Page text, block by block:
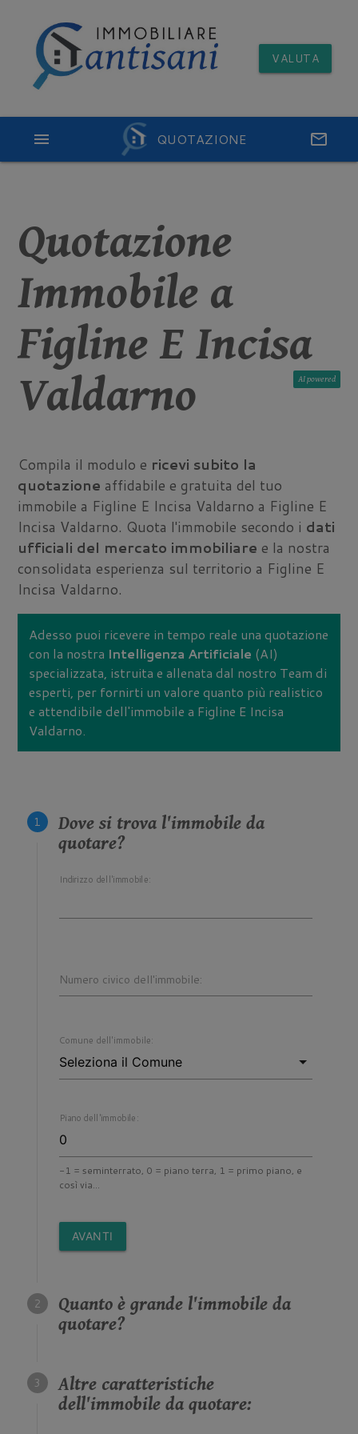
VALUTA
QUOTAZIONE email
menu
Quotazione
Immobile a
Figline E Incisa
Valdarno
AI
Compila il modulo e ricevi subito la
quotazione affidabile e gratuita del tuo
immobile a Figline E Incisa Valdarno a Figline E
Incisa Valdarno. Quota l'immobile secondo i dati
ufficiali del mercato immobiliare e la nostra
consolidata esperienza sul territorio a Figline E
Incisa Valdarno.
Adesso puoi ricevere in tempo reale una quotazione
con la nostra Intelligenza Artificiale (AI)
specializzata, istruita e allenata dal nostro Team di
esperti, per fornirti un valore quanto più realistico
e attendibile dell'immobile a Figline E Incisa
Valdarno.
Dove si trova l'immobile da
quotare?
Indirizzo dell'immobile:
Numero civico dell'immobile:
Comune dell'immobile:
Piano dell'immobile:
-1 = seminterrato, 0 = piano terra, 1 = primo piano, e
così via...
AVANTI
Quanto è grande l'immobile da
quotare?
Altre caratteristiche
dell'immobile da quotare: